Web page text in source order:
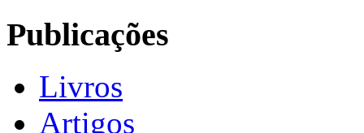
Publicações
Livros
Artigos